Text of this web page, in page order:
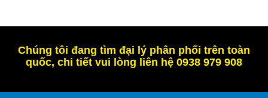
Chúng tôi đang tìm đại lý phân phối trên toàn
quốc, chi tiết vui lòng liên hệ 0938 979 908